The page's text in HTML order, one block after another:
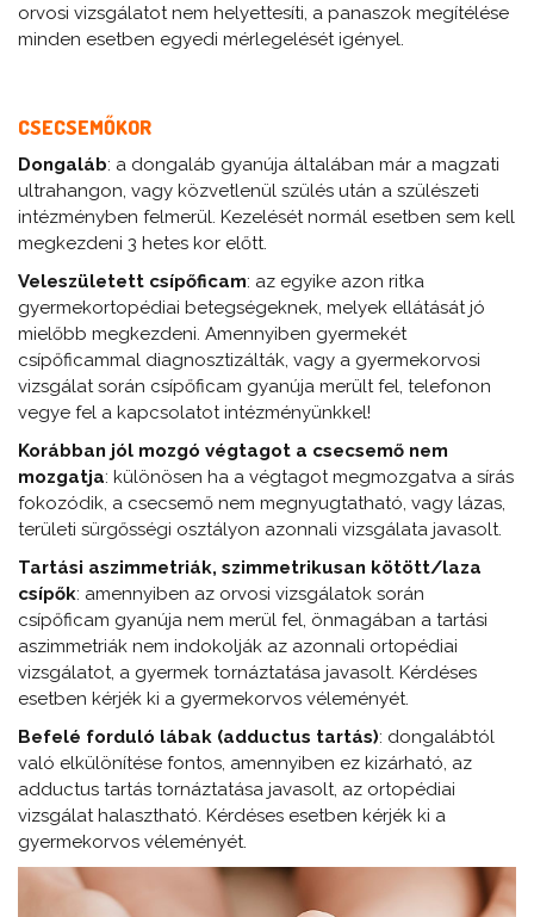
orvosi vizsgálatot nem helyettesíti, a panaszok megítélése
minden esetben egyedi mérlegelését igényel.
CSECSEMŐKOR
Dongaláb: a dongaláb gyanúja általában már a magzati
ultrahangon, vagy közvetlenül szülés után a szülészeti
intézményben felmerül. Kezelését normál esetben sem kell
megkezdeni 3 hetes kor előtt.
Veleszületett csípőficam: az egyike azon ritka
gyermekortopédiai betegségeknek, melyek ellátását jó
mielőbb megkezdeni. Amennyiben gyermekét
csípőficammal diagnosztizálták, vagy a gyermekorvosi
vizsgálat során csípőficam gyanúja merült fel, telefonon
vegye fel a kapcsolatot intézményünkkel!
Korábban jól mozgó végtagot a csecsemő nem
mozgatja: különösen ha a végtagot megmozgatva a sírás
fokozódik, a csecsemő nem megnyugtatható, vagy lázas,
területi sürgősségi osztályon azonnali vizsgálata javasolt.
Tartási aszimmetriák, szimmetrikusan kötött/laza
csípők: amennyiben az orvosi vizsgálatok során
csípőficam gyanúja nem merül fel, önmagában a tartási
aszimmetriák nem indokolják az azonnali ortopédiai
vizsgálatot, a gyermek tornáztatása javasolt. Kérdéses
esetben kérjék ki a gyermekorvos véleményét.
Befelé forduló lábak (adductus tartás): dongalábtól
való elkülönítése fontos, amennyiben ez kizárható, az
adductus tartás tornáztatása javasolt, az ortopédiai
vizsgálat halasztható. Kérdéses esetben kérjék ki a
gyermekorvos véleményét.